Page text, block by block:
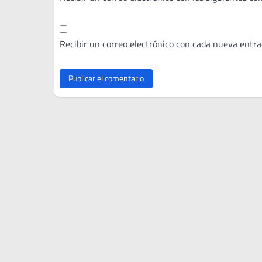
Recibir un correo electrónico con cada nueva